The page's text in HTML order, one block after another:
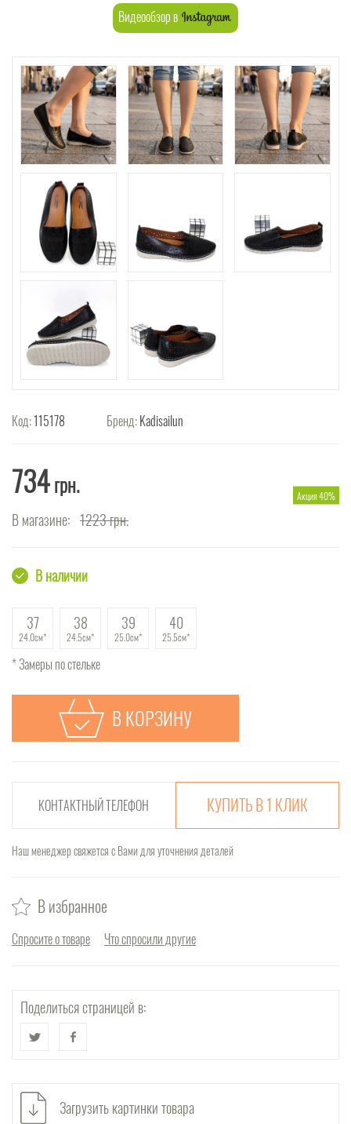
Видеообзор в
Код:115178 Бренд:Kadisailun
734грн.
В магазине: 1223грн.
Акция 40%
В наличии
37
24.0см
38
24.5см
39
25.0см
40
25.5см
* Замеры по стельке
В КОРЗИНУ
КУПИТЬ В 1 КЛИК
Наш менеджер свяжется с Вами для уточнения деталей
В избранное
Спросите о товаре Что спросили другие
Поделиться страницей в:
Загрузить картинки товара